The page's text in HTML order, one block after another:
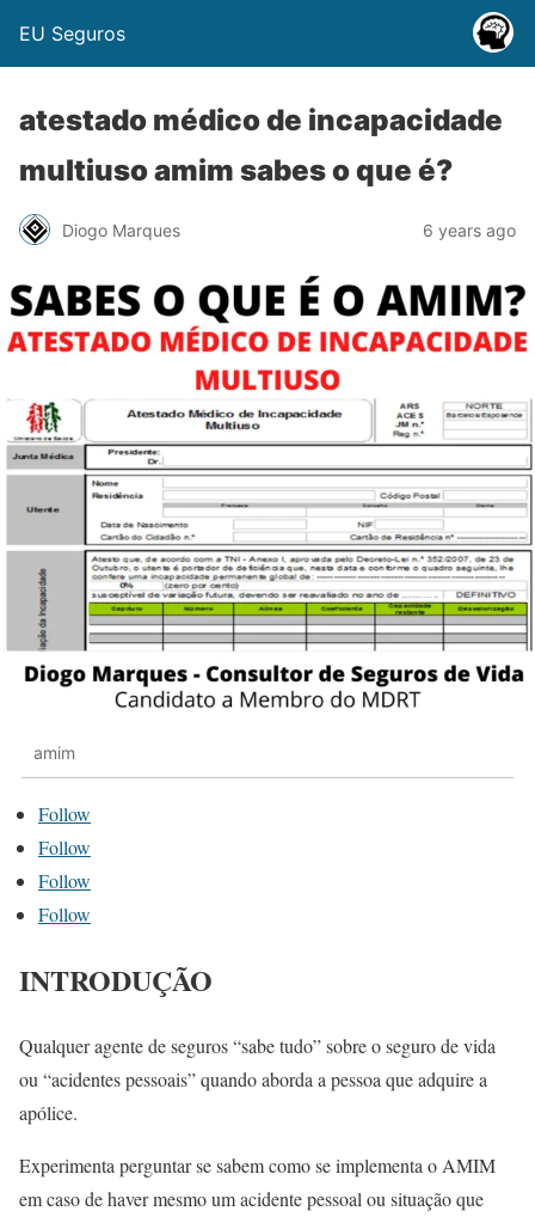
EU Seguros
atestado médico de incapacidade
multiuso amim sabes o que é?
Diogo Marques 6 years ago
amim
Follow
Follow
Follow
Follow
INTRODUÇÃO
Qualquer agente de seguros “sabe tudo” sobre o seguro de vida
ou “acidentes pessoais” quando aborda a pessoa que adquire a
apólice.
Experimenta perguntar se sabem como se implementa o AMIM
em caso de haver mesmo um acidente pessoal ou situação que